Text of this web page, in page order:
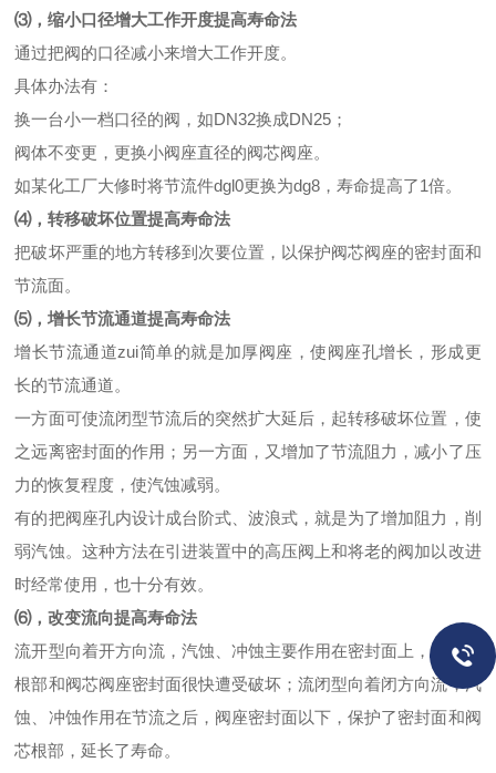
⑶，缩小口径增大工作开度提高寿命法
通过把阀的口径减小来增大工作开度。
具体办法有：
换一台小一档口径的阀，如DN32换成DN25；
阀体不变更，更换小阀座直径的阀芯阀座。
如某化工厂大修时将节流件dgl0更换为dg8，寿命提高了1倍。
⑷，转移破坏位置提高寿命法
把破坏严重的地方转移到次要位置，以保护阀芯阀座的密封面和
节流面。
⑸，增长节流通道提高寿命法
增长节流通道zui简单的就是加厚阀座，使阀座孔增长，形成更
长的节流通道。
一方面可使流闭型节流后的突然扩大延后，起转移破坏位置，使
之远离密封面的作用；另一方面，又增加了节流阻力，减小了压
力的恢复程度，使汽蚀减弱。
有的把阀座孔内设计成台阶式、波浪式，就是为了增加阻力，削
弱汽蚀。这种方法在引进装置中的高压阀上和将老的阀加以改进
时经常使用，也十分有效。
⑹，改变流向提高寿命法
流开型向着开方向流，汽蚀、冲蚀主要作用在密封面上，使阀芯
根部和阀芯阀座密封面很快遭受破坏；流闭型向着闭方向流，汽
蚀、冲蚀作用在节流之后，阀座密封面以下，保护了密封面和阀
芯根部，延长了寿命。